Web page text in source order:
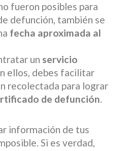
fueron posibles para
defunción, también se
fecha aproximada al
un servicio
ellos, debes facilitar
recolectada para lograr
de defunción.
información de tus
Si es verdad,